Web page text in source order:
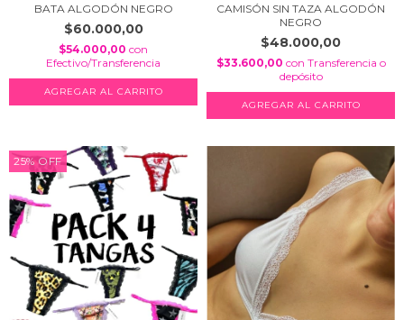
BATA ALGODÓN NEGRO
$60.000,00
$54.000,00 con
Efectivo/Transferencia
CAMISÓN SIN TAZA ALGODÓN
NEGRO
$48.000,00
$33.600,00 con Transferencia o
depósito
AGREGAR AL CARRITO
25%OFF